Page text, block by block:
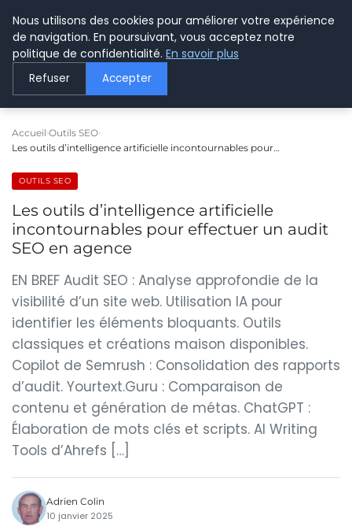
LE WEBMARKETING
Accueil Outils SEO
Les outils d’intelligence artificielle incontournables pour…
OUTILS SEO
Les outils d’intelligence artificielle
incontournables pour effectuer un audit
SEO en agence
EN BREF Audit SEO : Analyse approfondie de la
visibilité d’un site web. Utilisation IA pour
identifier les éléments bloquants. Outils
classiques et créations maison disponibles.
Copilot de Semrush : Consolidation des rapports
d’audit. Yourtext.Guru : Comparaison de
contenu et génération de métas. ChatGPT :
Élaboration de mots clés et scripts. AI Writing
Tools d’Ahrefs […]
Adrien Colin
10 janvier 2025
Nous utilisons des cookies pour améliorer votre expérience
de navigation. En poursuivant, vous acceptez notre
politique de confidentialité. En savoir plus
Refuser Accepter